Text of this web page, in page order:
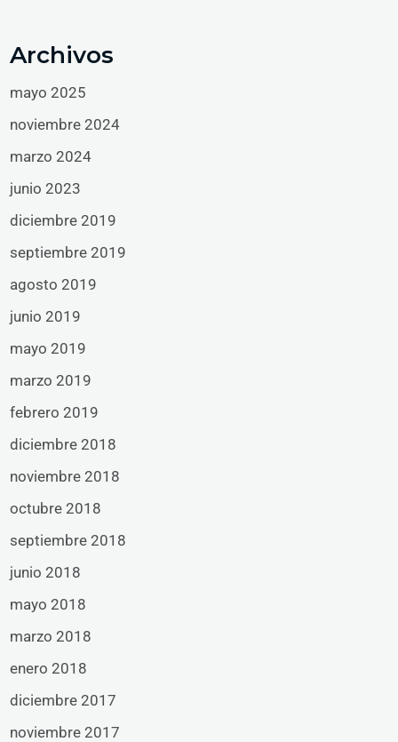
Archivos
mayo 2025
noviembre 2024
marzo 2024
junio 2023
diciembre 2019
septiembre 2019
agosto 2019
junio 2019
mayo 2019
marzo 2019
febrero 2019
diciembre 2018
noviembre 2018
octubre 2018
septiembre 2018
junio 2018
mayo 2018
marzo 2018
enero 2018
diciembre 2017
noviembre 2017